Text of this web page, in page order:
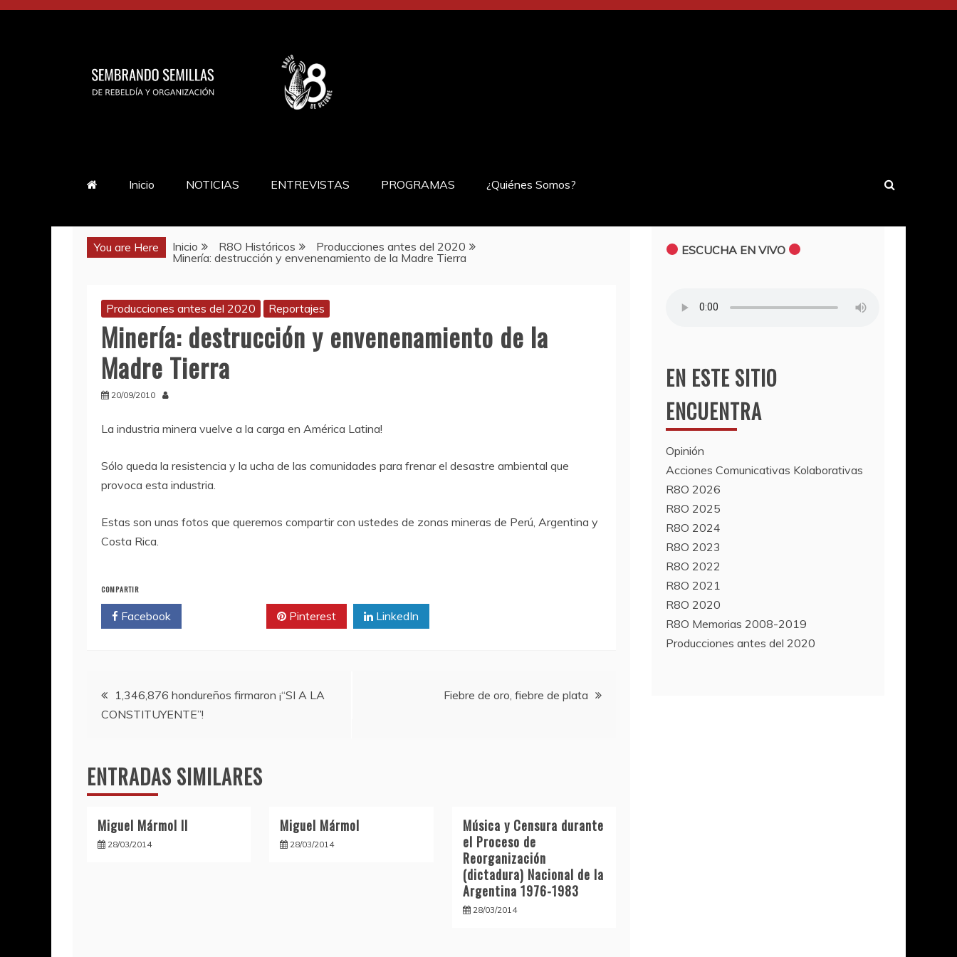
Saltar
Inicio NOTICIAS ENTREVISTAS PROGRAMAS ¿Quiénes Somos?
You are Here Inicio R8O Históricos
Producciones antes del 2020
Minería: destrucción y envenenamiento de la Madre Tierra
Producciones antes del 2020 Reportajes
Minería: destrucción y envenenamiento de la
Madre Tierra
20/09/2010
La industria minera vuelve a la carga en América Latina!
Sólo queda la resistencia y la ucha de las comunidades para frenar el desastre ambiental que
provoca esta industria.
Estas son unas fotos que queremos compartir con ustedes de zonas mineras de Perú, Argentina y
Costa Rica.
COMPARTIR
Facebook Pinterest LinkedIn
Navegación
de
entradas
1,346,876 hondureños firmaron ¡“SI A LA
CONSTITUYENTE”!
Fiebre de oro, fiebre de plata
ENTRADAS SIMILARES
Miguel Mármol II
28/03/2014
Miguel Mármol
28/03/2014
Música y Censura durante
el Proceso de
Reorganización
(dictadura) Nacional de la
Argentina 1976-1983
28/03/2014
ESCUCHA EN VIVO
EN ESTE SITIO
ENCUENTRA
Opinión
Acciones Comunicativas Kolaborativas
R8O 2026
R8O 2025
R8O 2024
R8O 2023
R8O 2022
R8O 2021
R8O 2020
R8O Memorias 2008-2019
Producciones antes del 2020